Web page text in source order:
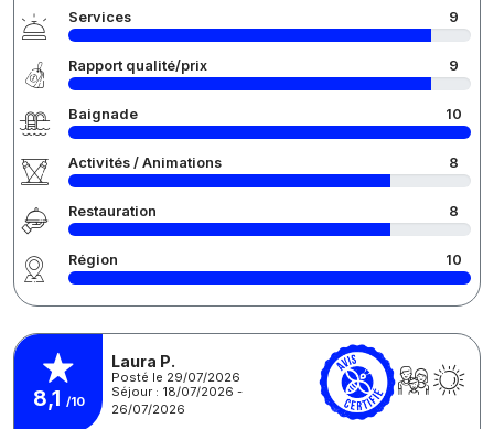
Services 9
Rapport qualité/prix 9
Baignade 10
Activités / Animations 8
Restauration 8
Région 10
8,1 /10
Laura P.
Posté le 29/07/2026
Séjour : 18/07/2026 -
26/07/2026